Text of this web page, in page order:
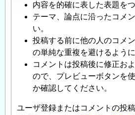
内容を的確に表した表題を
テーマ、論点に沿ったコメ
い。
投稿する前に他の人のコメ
の単純な重複を避けるよう
コメントは投稿後に修正お
ので、プレビューボタンを
か確認してください。
ユーザ登録またはコメントの投